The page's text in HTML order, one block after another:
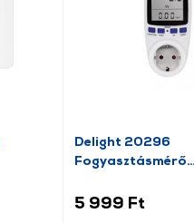
Delight 20296
Fogyasztásmérő
5 999 Ft